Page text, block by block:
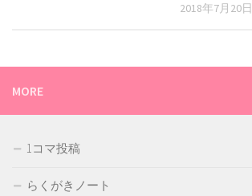
2018年7月20日
MORE
1コマ投稿
らくがきノート